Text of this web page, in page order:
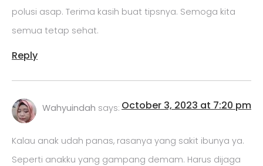
polusi asap. Terima kasih buat tipsnya. Semoga kita
semua tetap sehat.
Reply
Wahyuindah says: October 3, 2023 at 7:20 pm
Kalau anak udah panas, rasanya yang sakit ibunya ya.
Seperti anakku yang gampang demam. Harus dijaga